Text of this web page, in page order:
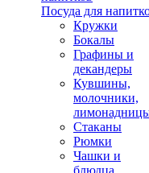
Посуда для
Кружки
Бокалы
Графины и
декандеры
Кувшины,
молочники,
Стаканы
Рюмки
Чашки и
блюдца